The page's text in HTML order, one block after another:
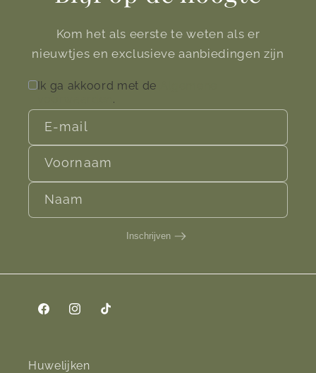
Kom het als eerste te weten als er
nieuwtjes en exclusieve aanbiedingen zijn
Ik ga akkoord met de
.
E‑mail
Voornaam
Naam
Inschrijven
FacebookInstagram
TikTok
Huwelijken